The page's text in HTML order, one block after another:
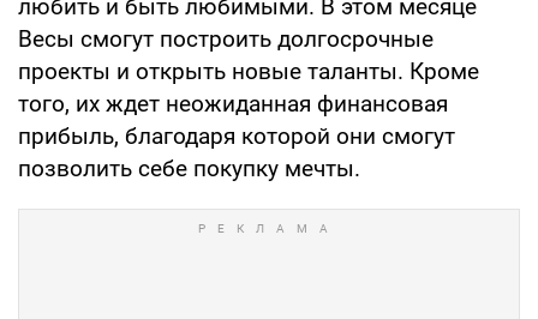
любить и быть любимыми. В этом месяце
Весы смогут построить долгосрочные
проекты и открыть новые таланты. Кроме
того, их ждет неожиданная финансовая
прибыль, благодаря которой они смогут
позволить себе покупку мечты.